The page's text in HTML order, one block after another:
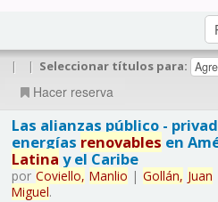
| | Seleccionar títulos para:
Hacer reserva
Las alianzas público -
energías renovables en
Latina y el Caribe
por Coviello, Manlio | Gollán, Juan
Miguel.